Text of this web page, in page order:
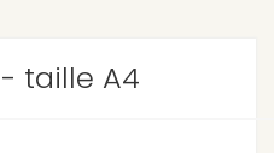
taille A4